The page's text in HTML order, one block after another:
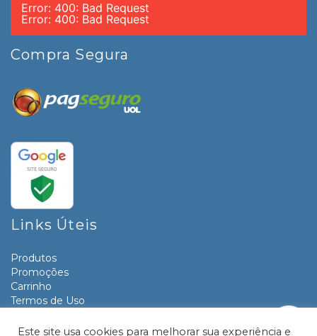
Error: 400: Bad Request
Error: 400: Bad Request
Compra Segura
Links Úteis
Produtos
Promoções
Carrinho
Termos de Uso
Contato
Este site usa cookies para melhorar sua experiência e